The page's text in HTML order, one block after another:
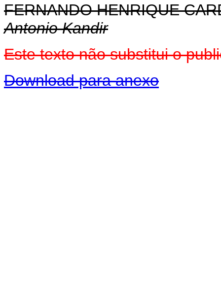
FERNANDO HENRIQUE
Antonio Kandir
Este texto não substitui o
Download para anexo